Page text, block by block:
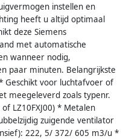
instellen en
heeft u altijd optimaal
deze Siemens
met automatische
wanneer nodig,
paar minuten. Belangrijkste
voor luchtafvoer of
meegeleverd zoals typenr.
LZ10FXJ00) * Metalen
zuigende ventilator
222, 5/ 372/ 605 m3/u *